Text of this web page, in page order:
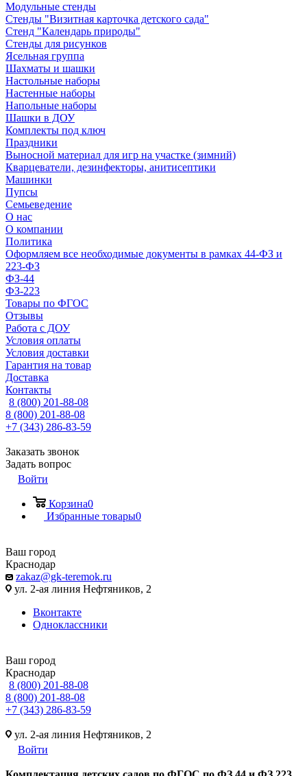
Модульные стенды
Стенды "Визитная карточка детского сада"
Стенд "Календарь природы"
Стенды для рисунков
Ясельная группа
Шахматы и шашки
Настольные наборы
Настенные наборы
Напольные наборы
Шашки в ДОУ
Комплекты под ключ
Праздники
Выносной материал для игр на участке (зимний)
Кварцеватели, дезинфекторы, анитисептики
Машинки
Пупсы
Семьеведение
О нас
О компании
Политика
Оформляем все необходимые документы в рамках 44-ФЗ и
223-ФЗ
ФЗ-44
ФЗ-223
Товары по ФГОС
Отзывы
Работа с ДОУ
Условия оплаты
Условия доставки
Гарантия на товар
Доставка
Контакты
8 (800) 201-88-08
8 (800) 201-88-08
+7 (343) 286-83-59
Заказать звонок
Задать вопрос
Войти
Корзина0
Избранные товары0
Ваш город
Краснодар
zakaz@gk-teremok.ru
ул. 2-ая линия Нефтяников, 2
Вконтакте
Одноклассники
Ваш город
Краснодар
8 (800) 201-88-08
8 (800) 201-88-08
+7 (343) 286-83-59
ул. 2-ая линия Нефтяников, 2
Войти